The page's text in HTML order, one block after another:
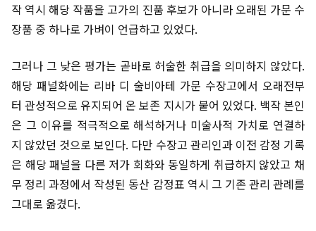
작 역시 해당 작품을 고가의 진품 후보가 아니라 오래된 가문 수
장품 중 하나로 가벼이 언급하고 있었다.
그러나 그 낮은 평가는 곧바로 허술한 취급을 의미하지 않았다.
해당 패널화에는 리바 디 술비아테 가문 수장고에서 오래전부
터 관성적으로 유지되어 온 보존 지시가 붙어 있었다. 백작 본인
은 그 이유를 적극적으로 해석하거나 미술사적 가치로 연결하
지 않았던 것으로 보인다. 다만 수장고 관리인과 이전 감정 기록
은 해당 패널을 다른 저가 회화와 동일하게 취급하지 않았고 채
무 정리 과정에서 작성된 동산 감정표 역시 그 기존 관리 관례를
그대로 옮겼다.